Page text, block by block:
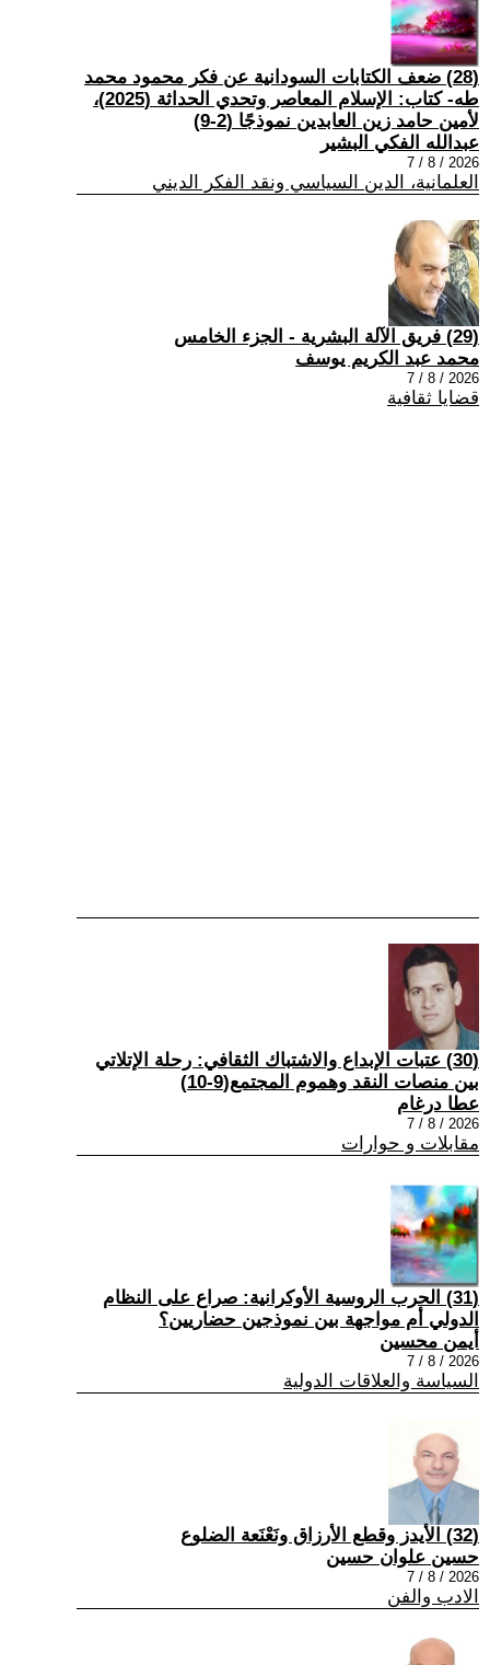
(28) ضعف الكتابات السودانية عن فكر محمود محمد
طه- كتاب: الإسلام المعاصر وتحدي الحداثة (2025)،
لأمين حامد زين العابدين نموذجًا (2-9)
عبدالله الفكي البشير
2026 / 8 / 7
العلمانية، الدين السياسي ونقد الفكر الديني
(29) فريق الآلة البشرية - الجزء الخامس
محمد عبد الكريم يوسف
2026 / 8 / 7
قضايا ثقافية
(30) عتبات الإبداع والاشتباك الثقافي: رحلة الإتلاتي
بين منصات النقد وهموم المجتمع(9-10)
عطا درغام
2026 / 8 / 7
مقابلات و حوارات
(31) الحرب الروسية الأوكرانية: صراع على النظام
الدولي أم مواجهة بين نموذجين حضاريين؟
أيمن محسين
2026 / 8 / 7
السياسة والعلاقات الدولية
(32) الأيدز وقطع الأرزاق ونَعْنَعة الضلوع
حسين علوان حسين
2026 / 8 / 7
الادب والفن